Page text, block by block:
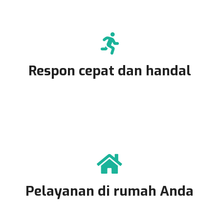
Respon cepat dan handal
Pelayanan di rumah Anda